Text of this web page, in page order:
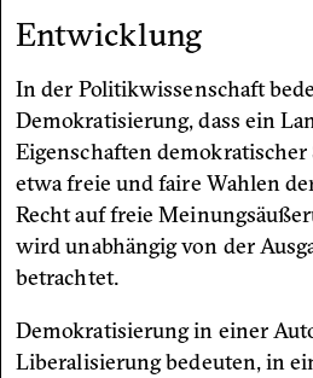
Entwicklung
In der Politikwissenschaft
Demokratisierung, dass ein
Eigenschaften
etwa freie und faire Wahlen
Recht auf freie
wird unabhängig von der
betrachtet.
Demokratisierung in einer
Liberalisierung bedeuten, in